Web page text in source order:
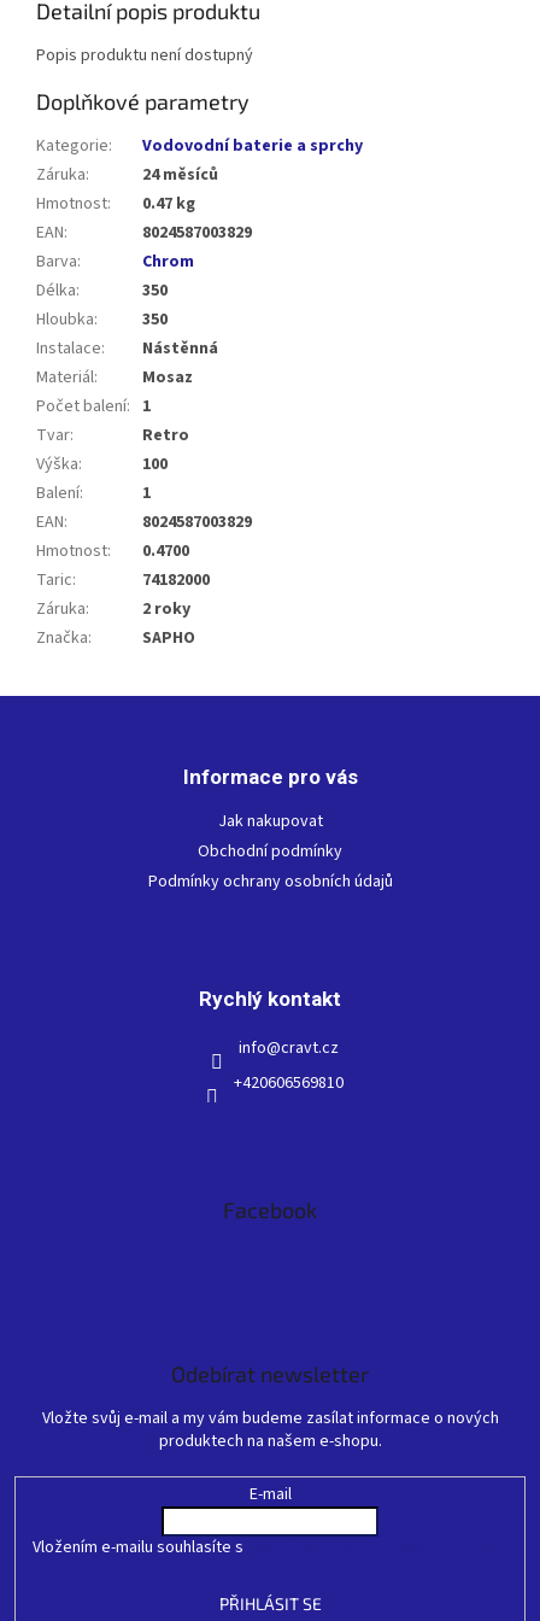
Detailní popis produktu
Popis produktu není dostupný
Doplňkové parametry
Kategorie:
Vodovodní baterie a sprchy
Záruka:
24 měsíců
Hmotnost:
0.47 kg
EAN:
8024587003829
Barva:
Chrom
Délka:
350
Hloubka:
350
Instalace:
Nástěnná
Materiál:
Mosaz
Počet balení: 1
Tvar:
Retro
Výška:
100
Balení:
1
EAN:
8024587003829
Hmotnost:
0.4700
Taric:
74182000
Záruka:
2 roky
Značka: SAPHO
Informace pro vás
Jak nakupovat
Obchodní podmínky
Podmínky ochrany osobních údajů
Rychlý kontakt
info@cravt.cz
+420606569810
Facebook
Odebírat newsletter
Vložte svůj e-mail a my vám budeme zasílat informace o nových
produktech na našem e-shopu.
E-mail
Vložením e-mailu souhlasíte s
PŘIHLÁSIT SE